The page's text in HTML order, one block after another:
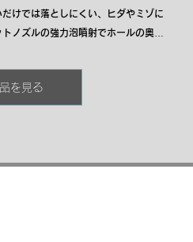
けでは落としにくい、ヒダやミゾに
ノズルの強力泡噴射でホールの奥ま
しも簡単です。また抗菌効果を持つ
るので洗浄後の雑菌の繁殖やニオイ
を見る